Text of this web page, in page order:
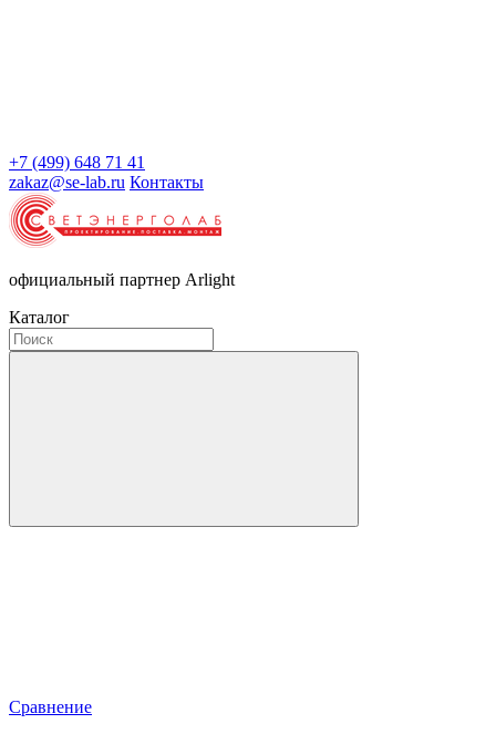
+7 (499) 648 71 41
zakaz@se-lab.ru Контакты
официальный партнер Arlight
Каталог
Сравнение